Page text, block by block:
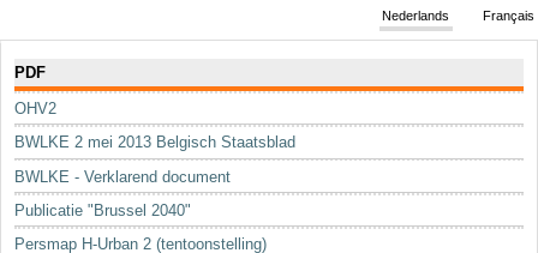
De spelregels
Stedenbouwkundige vergunning
Cartografie
Studies en publicaties
Sleutelwoorden
Stedenbouwkundige inlichtingen
Français
Nederlands
PDF
OHV2
BWLKE 2 mei 2013 Belgisch Staatsblad
BWLKE - Verklarend document
Publicatie "Brussel 2040"
Persmap H-Urban 2 (tentoonstelling)